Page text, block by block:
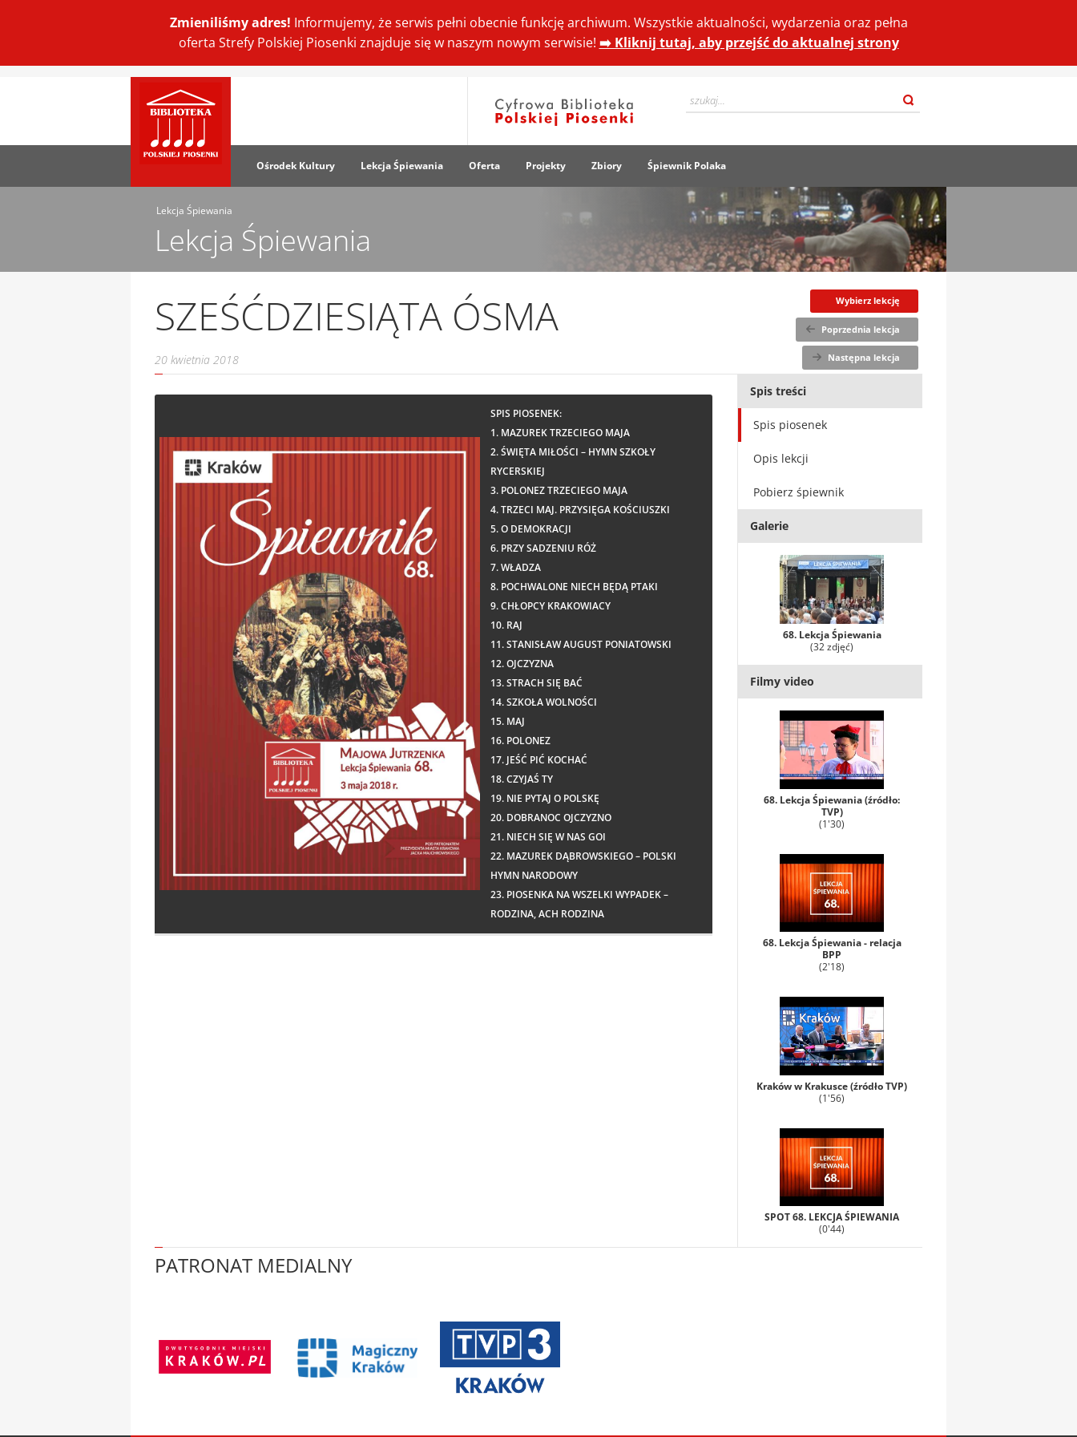
Zmieniliśmy adres! Informujemy, że serwis pełni obecnie funkcję archiwum. Wszystkie aktualności, wydarzenia oraz pełna
oferta Strefy Polskiej Piosenki znajduje się w naszym nowym serwisie! ➡️ Kliknij tutaj, aby przejść do aktualnej strony
Ośrodek Kultury Lekcja Śpiewania Oferta Projekty Zbiory Śpiewnik Polaka
Lekcja Śpiewania
Lekcja Śpiewania
Wybierz lekcję
Poprzednia lekcja
Następna lekcja
SZEŚĆDZIESIĄTA ÓSMA
20 kwietnia 2018
SPIS PIOSENEK:
1. MAZUREK TRZECIEGO MAJA
2. ŚWIĘTA MIŁOŚCI – HYMN SZKOŁY
RYCERSKIEJ
3. POLONEZ TRZECIEGO MAJA
4. TRZECI MAJ. PRZYSIĘGA KOŚCIUSZKI
5. O DEMOKRACJI
6. PRZY SADZENIU RÓŻ
7. WŁADZA
8. POCHWALONE NIECH BĘDĄ PTAKI
9. CHŁOPCY KRAKOWIACY
10. RAJ
11. STANISŁAW AUGUST PONIATOWSKI
12. OJCZYZNA
13. STRACH SIĘ BAĆ
14. SZKOŁA WOLNOŚCI
15. MAJ
16. POLONEZ
17. JEŚĆ PIĆ KOCHAĆ
18. CZYJAŚ TY
19. NIE PYTAJ O POLSKĘ
20. DOBRANOC OJCZYZNO
21. NIECH SIĘ W NAS GOI
22. MAZUREK DĄBROWSKIEGO – POLSKI
HYMN NARODOWY
23. PIOSENKA NA WSZELKI WYPADEK –
RODZINA, ACH RODZINA
Spis treści
Spis piosenek
Opis lekcji
Pobierz śpiewnik
Galerie
68. Lekcja Śpiewania
(32 zdjęć)
Filmy video
68. Lekcja Śpiewania (źródło:
TVP)
(1'30)
68. Lekcja Śpiewania - relacja
BPP
(2'18)
Kraków w Krakusce (źródło TVP)
(1'56)
SPOT 68. LEKCJA ŚPIEWANIA
(0'44)
PATRONAT MEDIALNY